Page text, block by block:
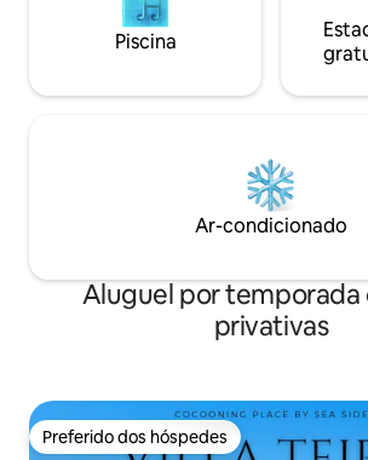
Piscina
Ar-condicionado
Aluguel por temporada
privativas
Preferido dos hóspedes
Preferido dos hóspedes